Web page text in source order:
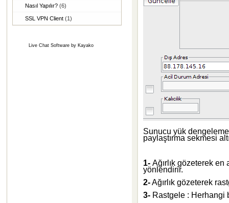
Nasıl Yapılır? (6)
SSL VPN Client (1)
Live Chat Softwareby Kayako
Sunucu yük dengeleme
paylaştırma sekmesi
1- Ağırlık gözeterek
yönlendirir.
2-Ağırlık gözeterek
3-Rastgele : Herhangi